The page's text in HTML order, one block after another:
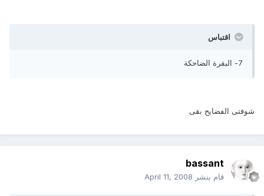
اقتباس
7- البقرة الضاحكة
شوفتى الفضايح بقى
bassant
قام بنشر April 11, 2008